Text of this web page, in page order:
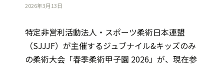
2026年3月13日
特定非営利活動法人・スポーツ柔術日本連盟
（SJJJF）が主催するジュブナイル&キッズのみ
の柔術大会「春季柔術甲子園 2026」が、現在参